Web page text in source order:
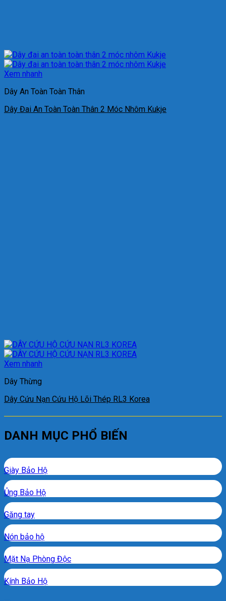
Xem nhanh
Dây An Toàn Toàn Thân
Dây Đai An Toàn Toàn Thân 2 Móc Nhôm Kukje
Xem nhanh
Dây Thừng
Dây Cứu Nạn Cứu Hộ Lõi Thép RL3 Korea
DANH MỤC PHỔ BIẾN
Giày Bảo Hộ
Ủng Bảo Hộ
Găng tay
Nón bảo hộ
Mặt Nạ Phòng Độc
Kính Bảo Hộ